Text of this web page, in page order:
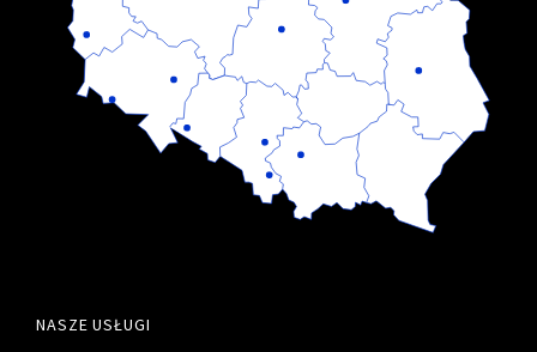
NASZE USŁUGI